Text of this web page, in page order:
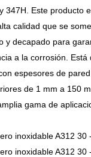
347H. Este producto
calidad que se
y decapado para
a la corrosión. Está
espesores de
de 1 mm a 150
gama de
inoxidable A312 30
inoxidable A312 30